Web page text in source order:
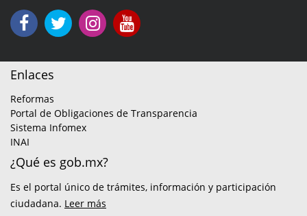
Enlaces
Reformas
Portal de Obligaciones de Transparencia
Sistema Infomex
INAI
¿Qué es gob.mx?
Es el portal único de trámites, información y participación
ciudadana. Leer más